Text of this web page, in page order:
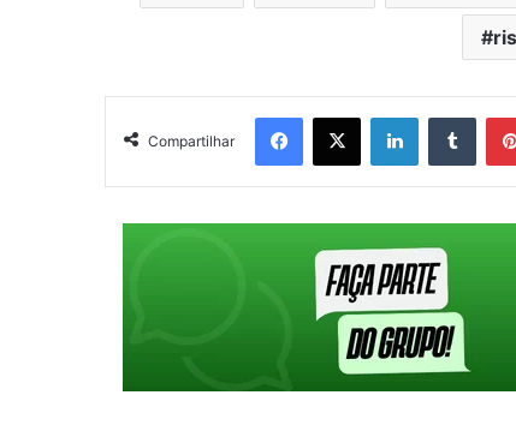
Compartilhar